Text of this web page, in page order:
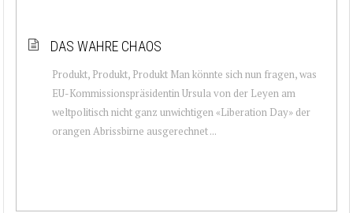
DAS WAHRE CHAOS
Produkt, Produkt, Produkt Man könnte sich nun fragen, was
EU-Kommissionspräsidentin Ursula von der Leyen am
weltpolitisch nicht ganz unwichtigen «Liberation Day» der
orangen Abrissbirne ausgerechnet ...